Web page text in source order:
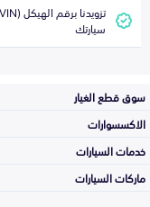
سيارتك
سوق قطع الغيار
الاكسسوارات
خدمات السيارات
ماركات السيارات